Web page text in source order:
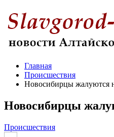
Главная
Происшествия
Новосибирцы жалуются
Новосибирцы
Происшествия